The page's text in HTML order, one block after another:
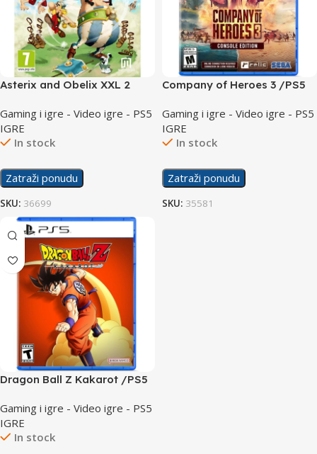
Asterix and Obelix XXL 2
Gaming i igre - Video igre - PS5
IGRE
In stock
Zatraži ponudu
SKU: 36699
Company of Heroes 3 /PS5
Gaming i igre - Video igre - PS5
IGRE
In stock
Zatraži ponudu
SKU: 35581
Dragon Ball Z Kakarot /PS5
Gaming i igre - Video igre - PS5
IGRE
In stock